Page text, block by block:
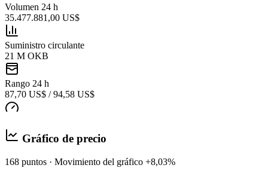
Volumen 24 h
35.477.881,00 US$
Suministro circulante
21 M OKB
Rango 24 h
87,70 US$ / 94,58 US$
Gráfico de precio
168 puntos · Movimiento del gráfico +8,03%